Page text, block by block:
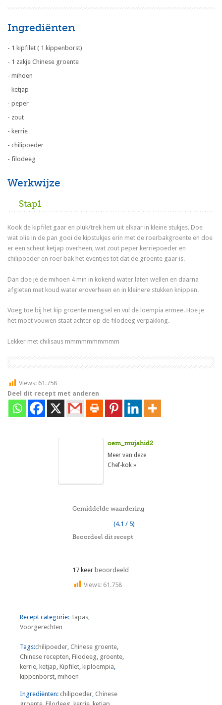
Ingrediënten
- 1 kipfilet ( 1 kippenborst)
- 1 zakje Chinese groente
- mihoen
- ketjap
- peper
- zout
- kerrie
- chilipoeder
- filodeeg
Werkwijze
Stap1
Kook de kipfilet gaar en pluk/trek hem uit elkaar in kleine stukjes. Doe
wat olie in de pan gooi de kipstukjes erin met de roerbakgroente en doe
er een scheut ketjap overheen, wat zout peper kerriepoeder en
chilipoeder en roer bak het eventjes tot dat de groente gaar is.
Dan doe je de mihoen 4 min in kokend water laten wellen en daarna
afgieten met koud water eroverheen en in kleinere stukken knippen.
Voeg toe bij het kip groente mengsel en vul de loempia ermee. Hoe je
het moet vouwen staat achter op de filodeeg verpakking.
Lekker met chilisaus mmmmmmmmmm
Views: 61.758
Deel dit recept met anderen
oem_mujahid2
Meer van deze
Chef-kok »
Gemiddelde waardering
(4.1 / 5)
Beoordeel dit recept
17 keer beoordeeld
Views: 61.758
Recept categorie: Tapas
Voorgerechten
Tags:chilipoeder ,Chinese groente
Chinese recepten ,Filodeeg groente
kerrie ,ketjap ,Kipfilet ,kiploempia
kippenborst ,mihoen
Ingrediënten:chilipoeder ,Chinese